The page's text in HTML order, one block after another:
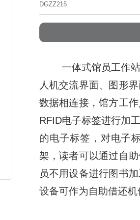
DGZZ215
一体式馆员工作
人机交流界面、图形
数据相连接，馆方工
RFID电子标签进行加
的电子标签，对电子
架，读者可以通过自
员不用设备进行图书
设备可作为自助借还机